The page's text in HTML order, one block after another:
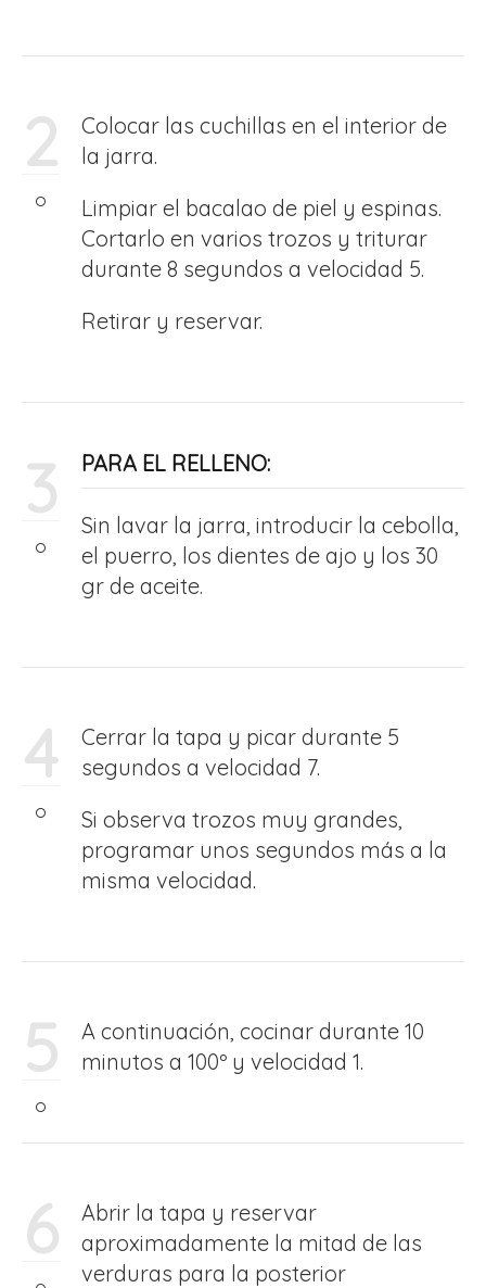
2
Colocar las cuchillas en el interior de
la jarra.
Limpiar el bacalao de piel y espinas.
Cortarlo en varios trozos y triturar
durante 8 segundos a velocidad 5.
Retirar y reservar.
3 PARA EL RELLENO:
Sin lavar la jarra, introducir la cebolla,
el puerro, los dientes de ajo y los 30
gr de aceite.
4
Cerrar la tapa y picar durante 5
segundos a velocidad 7.
Si observa trozos muy grandes,
programar unos segundos más a la
misma velocidad.
5
A continuación, cocinar durante 10
minutos a 100º y velocidad 1.
6
Abrir la tapa y reservar
aproximadamente la mitad de las
verduras para la posterior